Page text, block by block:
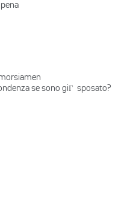
se sono giГ sposato?